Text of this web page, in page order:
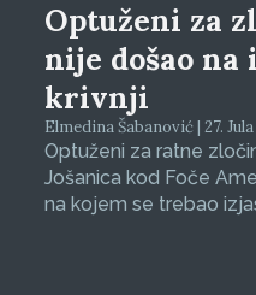
Optuženi za
nije došao na
krivnji
Elmedina Šabanović | 27. Jula
Optuženi za ratne
Jošanica kod Foče
na kojem se trebao